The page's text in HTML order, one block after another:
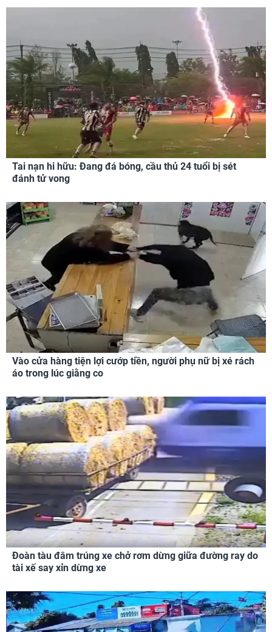
Tai nạn hi hữu: Đang đá bóng, cầu thủ 24 tuổi bị sét
đánh tử vong
Vào cửa hàng tiện lợi cướp tiền, người phụ nữ bị xé rách
áo trong lúc giằng co
Đoàn tàu đâm trúng xe chở rơm dừng giữa đường ray do
tài xế say xỉn dừng xe